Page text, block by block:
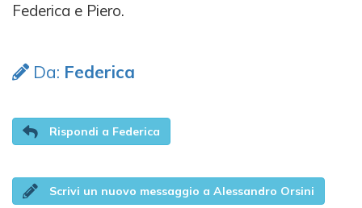
Federica e Piero.
Da: Federica
Rispondi a Federica
Scrivi un nuovo messaggio a Alessandro Orsini